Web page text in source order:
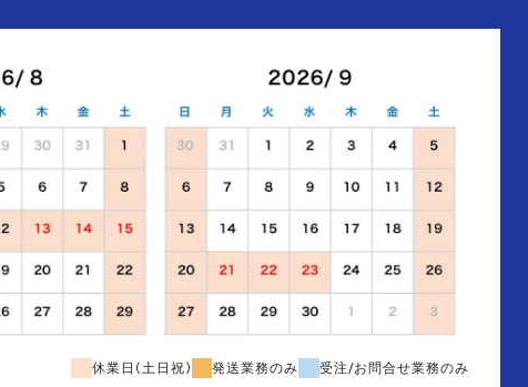
休業日(土日祝) 発送業務のみ 受注/お問合せ業務のみ